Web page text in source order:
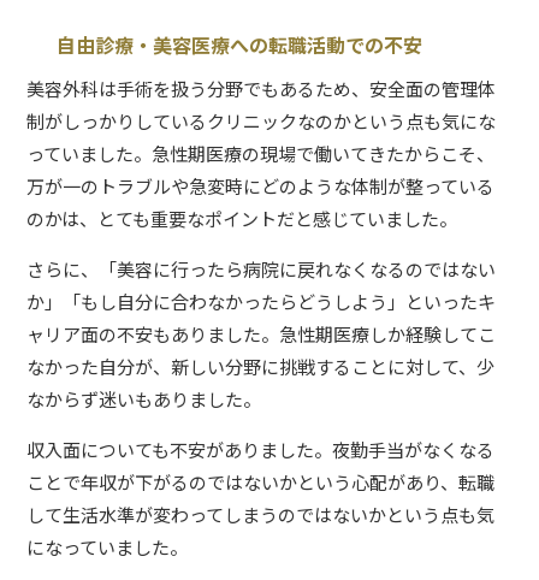
自由診療・美容医療への転職活動での不安
美容外科は手術を扱う分野でもあるため、安全面の管理体
制がしっかりしているクリニックなのかという点も気にな
っていました。急性期医療の現場で働いてきたからこそ、
万が一のトラブルや急変時にどのような体制が整っている
のかは、とても重要なポイントだと感じていました。
さらに、「美容に行ったら病院に戻れなくなるのではない
か」「もし自分に合わなかったらどうしよう」といったキ
ャリア面の不安もありました。急性期医療しか経験してこ
なかった自分が、新しい分野に挑戦することに対して、少
なからず迷いもありました。
収入面についても不安がありました。夜勤手当がなくなる
ことで年収が下がるのではないかという心配があり、転職
して生活水準が変わってしまうのではないかという点も気
になっていました。